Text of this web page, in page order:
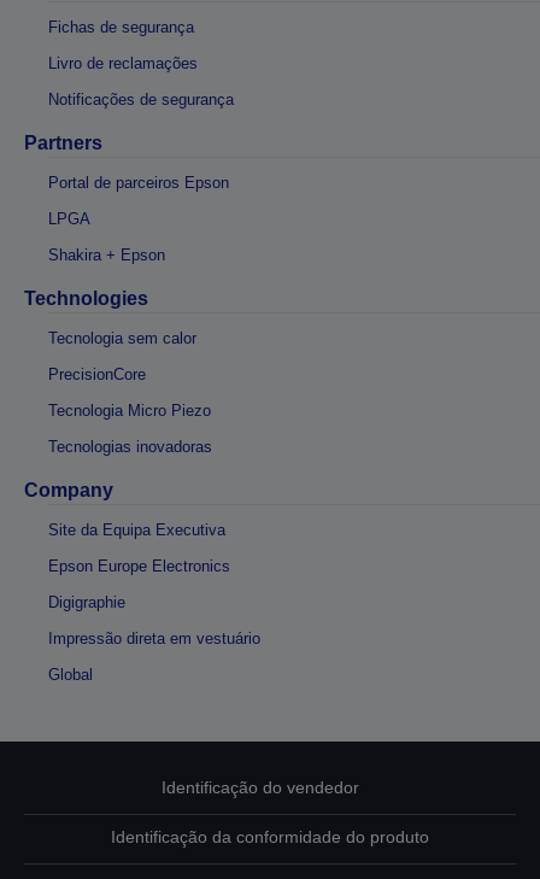
Fichas de segurança
Livro de reclamações
Notificações de segurança
Partners
Portal de parceiros Epson
LPGA
Shakira + Epson
Technologies
Tecnologia sem calor
PrecisionCore
Tecnologia Micro Piezo
Tecnologias inovadoras
Company
Site da Equipa Executiva
Epson Europe Electronics
Digigraphie
Impressão direta em vestuário
Global
Identificação do vendedor
Identificação da conformidade do produto